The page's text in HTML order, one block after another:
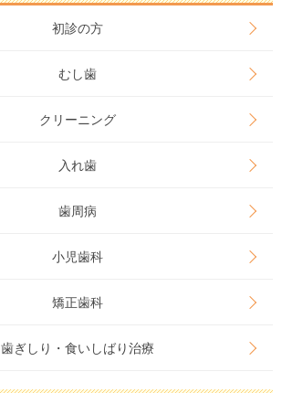
初診の方
むし歯
クリーニング
入れ歯
歯周病
小児歯科
矯正歯科
歯ぎしり・食いしばり治療